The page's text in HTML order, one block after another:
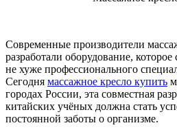
Современные производители
разработали оборудование,
не хуже профессионального
Сегодня массажное кресло купить
городах России, эта совместная
китайских учёных должна стать
постоянной заботы о организме.